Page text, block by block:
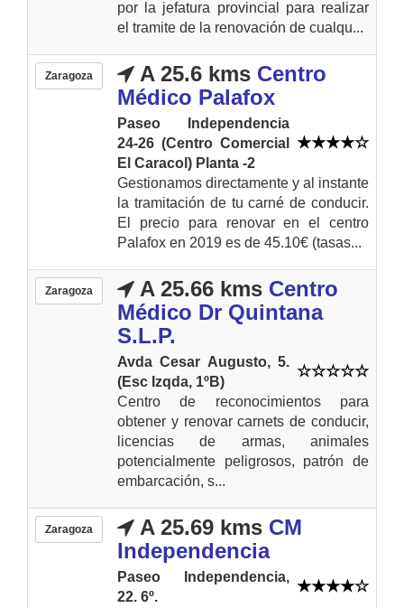
por la jefatura provincial para realizar
el tramite de la renovación de cualqu...
Zaragoza A 25.6 kms Centro
Médico Palafox
Paseo Independencia
24-26 (Centro Comercial
El Caracol) Planta -2
Gestionamos directamente y al instante
la tramitación de tu carné de conducir.
El precio para renovar en el centro
Palafox en 2019 es de 45.10€ (tasas...
Zaragoza A 25.66 kms Centro
Médico Dr Quintana
S.L.P.
Avda Cesar Augusto, 5.
(Esc Izqda, 1ºB)
Centro de reconocimientos para
obtener y renovar carnets de conducir,
licencias de armas, animales
potencialmente peligrosos, patrón de
embarcación, s...
Zaragoza A 25.69 kms CM
Independencia
Paseo Independencia,
22. 6º.